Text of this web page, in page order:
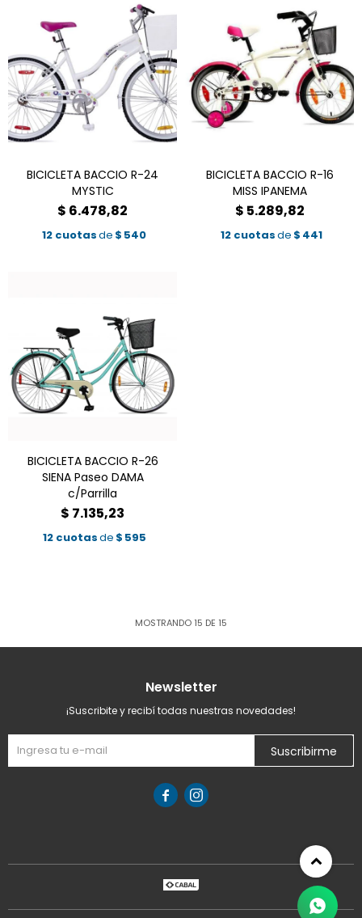
BICICLETA BACCIO R-24
MYSTIC
$ 6.478,82
12 cuotasde $ 540
BICICLETA BACCIO R-16
MISS IPANEMA
$ 5.289,82
12 cuotasde $ 441
BICICLETA BACCIO R-26
SIENA Paseo DAMA
c/Parrilla
$ 7.135,23
12 cuotasde $ 595
MOSTRANDO 15 DE 15
Newsletter
¡Suscribite y recibí todas nuestras novedades!
Suscribirme
 